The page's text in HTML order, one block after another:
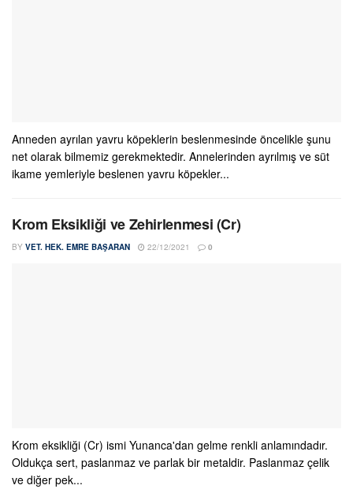
Anneden ayrılan yavru köpeklerin beslenmesinde öncelikle şunu
net olarak bilmemiz gerekmektedir. Annelerinden ayrılmış ve süt
ikame yemleriyle beslenen yavru köpekler...
Krom Eksikliği ve Zehirlenmesi (Cr)
BY VET. HEK. EMRE BAŞARAN 22/12/2021 0
Krom eksikliği (Cr) ismi Yunanca'dan gelme renkli anlamındadır.
Oldukça sert, paslanmaz ve parlak bir metaldir. Paslanmaz çelik
ve diğer pek...